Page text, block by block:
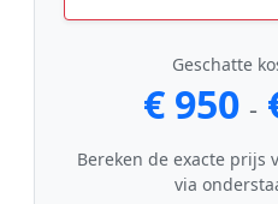
Geschatte
€ 950 -
Bereken de exacte prijs
via